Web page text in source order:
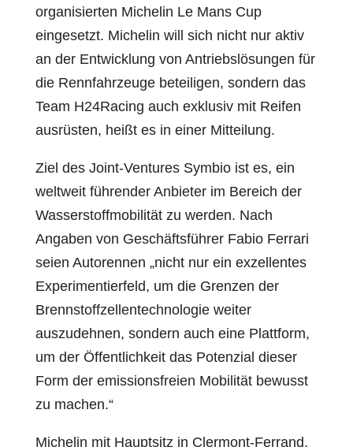
organisierten Michelin Le Mans Cup
eingesetzt. Michelin will sich nicht nur aktiv
an der Entwicklung von Antriebslösungen für
die Rennfahrzeuge beteiligen, sondern das
Team H24Racing auch exklusiv mit Reifen
ausrüsten, heißt es in einer Mitteilung.
Ziel des Joint-Ventures Symbio ist es, ein
weltweit führender Anbieter im Bereich der
Wasserstoffmobilität zu werden. Nach
Angaben von Geschäftsführer Fabio Ferrari
seien Autorennen „nicht nur ein exzellentes
Experimentierfeld, um die Grenzen der
Brennstoffzellentechnologie weiter
auszudehnen, sondern auch eine Plattform,
um der Öffentlichkeit das Potenzial dieser
Form der emissionsfreien Mobilität bewusst
zu machen.“
Michelin mit Hauptsitz in Clermont-Ferrand,